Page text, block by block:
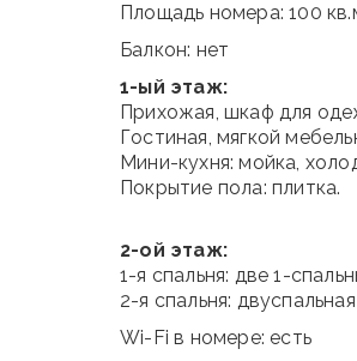
Площадь номера: 100
Балкон: нет
1-ый этаж:
Прихожая, шкаф для
Гостиная, мягкой
Мини-кухня: мойка,
Покрытие пола: плитка.
2-ой этаж:
1-я спальня: две 1-
2-я спальня:
Wi-Fi в номере: есть